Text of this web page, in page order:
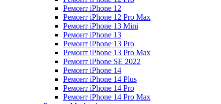
Ремонт iPhone 12
Ремонт iPhone 12 Pro Max
Ремонт iPhone 13 Mini
Ремонт iPhone 13
Ремонт iPhone 13 Pro
Ремонт iPhone 13 Pro Max
Ремонт iPhone SE 2022
Ремонт iPhone 14
Ремонт iPhone 14 Plus
Ремонт iPhone 14 Pro
Ремонт iPhone 14 Pro Max